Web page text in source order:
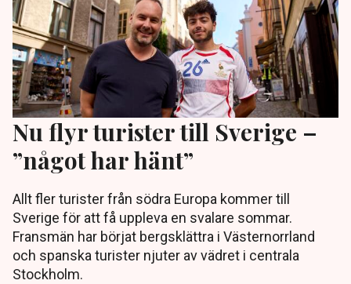
Nu flyr turister till Sverige –
”något har hänt”
Allt fler turister från södra Europa kommer till
Sverige för att få uppleva en svalare sommar.
Fransmän har börjat bergsklättra i Västernorrland
och spanska turister njuter av vädret i centrala
Stockholm.